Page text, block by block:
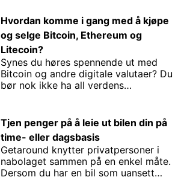
like enkelt å investere i kryptovaluta
som i aksjer og fond.
Hvordan komme i gang med å kjøpe
og selge Bitcoin, Ethereum og
Litecoin?
Synes du høres spennende ut med
Bitcoin og andre digitale valutaer? Du
bør nok ikke ha all verdens
forsøke deg i det små, er det ikke så
vanskelig som det kan høres ut til.
Tjen penger på å leie ut bilen din på
time- eller dagsbasis
Getaround knytter privatpersoner i
nabolaget sammen på en enkel måte.
Dersom du har en bil som uansett